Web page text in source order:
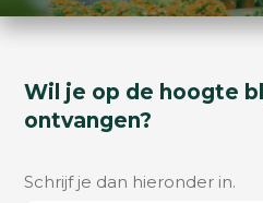
Wil je op de hoogte
ontvangen?
Schrijf je dan hieronder in.